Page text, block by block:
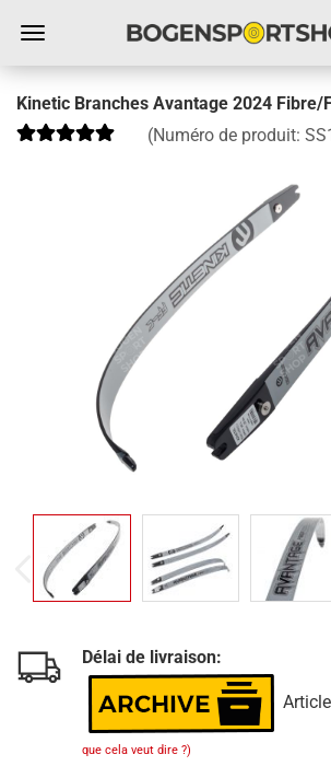
Kinetic Branches Avantage 2024 Fibre/
(Numéro de produit:
Délai de livraison:
que cela veut dire ?)